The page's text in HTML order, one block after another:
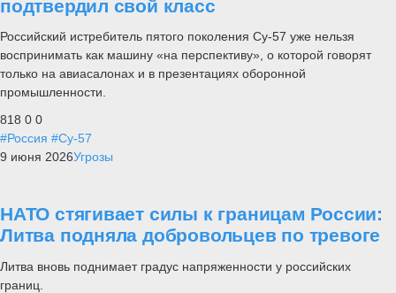
подтвердил свой класс
Российский истребитель пятого поколения Су-57 уже нельзя
воспринимать как машину «на перспективу», о которой говорят
только на авиасалонах и в презентациях оборонной
промышленности.
818 0 0
#Россия #Су-57
9 июня 2026Угрозы
НАТО стягивает силы к границам России:
Литва подняла добровольцев по тревоге
Литва вновь поднимает градус напряженности у российских
границ.